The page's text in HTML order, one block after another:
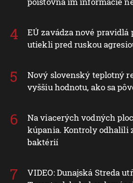
EÚ zavádza nové
utiekli pred ruskou
Nový slovenský teplotný
vyššiu hodnotu, ako sa
Na viacerých vodných
kúpania. Kontroly odhalili
baktérií
VIDEO: Dunajská Streda